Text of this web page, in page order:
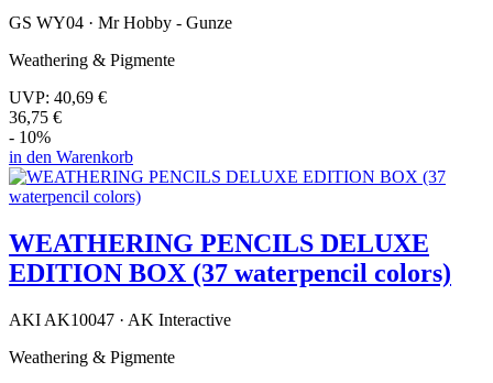
GS WY04 · Mr Hobby - Gunze
Weathering & Pigmente
UVP: 40,69 €
36,75 €
- 10%
in den Warenkorb
WEATHERING PENCILS DELUXE
EDITION BOX (37 waterpencil colors)
AKI AK10047 · AK Interactive
Weathering & Pigmente